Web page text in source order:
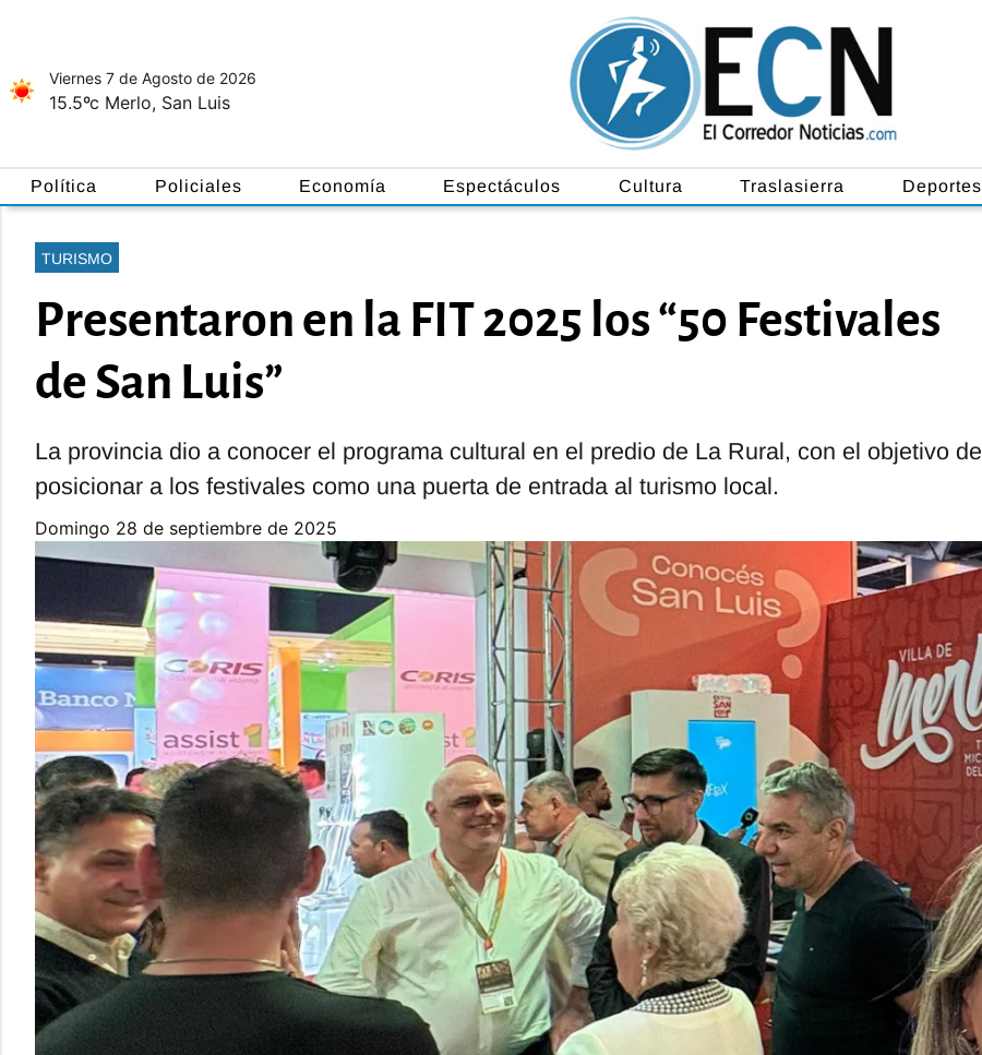
Viernes 7 de Agosto de 2026
15.5ºc Merlo, San Luis
Política Policiales Economía Espectáculos Cultura Traslasierra Deportes
TURISMO
Presentaron en la FIT 2025 los “50 Festivales
de San Luis”
La provincia dio a conocer el programa cultural en el predio de La Rural, con el objetivo de
posicionar a los festivales como una puerta de entrada al turismo local.
domingo 28 de septiembre de 2025